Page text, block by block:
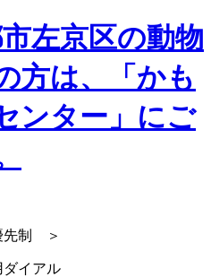
先制 ＞
ダイアル